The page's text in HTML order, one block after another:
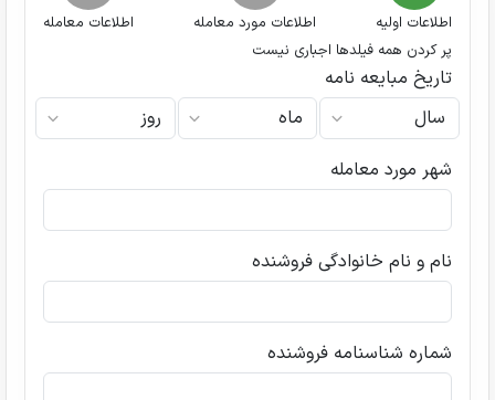
اطلاعات اولیه
اطلاعات مورد معامله
اطلاعات معامله
پر کردن همه فیلدها اجباری نیست
تاریخ مبایعه نامه
شهر مورد معامله
نام و نام خانوادگی فروشنده
شماره شناسنامه فروشنده